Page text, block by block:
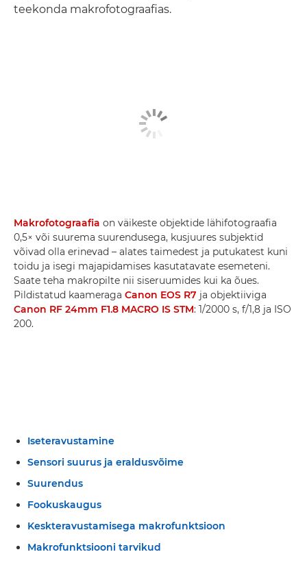
teekonda makrofotograafias.
Makrofotograafia on väikeste objektide lähifotograafia
0,5× või suurema suurendusega, kusjuures subjektid
võivad olla erinevad – alates taimedest ja putukatest kuni
toidu ja isegi majapidamises kasutatavate esemeteni.
Saate teha makropilte nii siseruumides kui ka õues.
Pildistatud kaameraga Canon EOS R7 ja objektiiviga
Canon RF 24mm F1.8 MACRO IS STM: 1/2000 s, f/1,8 ja ISO
200.
Iseteravustamine
Sensori suurus ja eraldusvõime
Suurendus
Fookuskaugus
Keskteravustamisega makrofunktsioon
Makrofunktsiooni tarvikud